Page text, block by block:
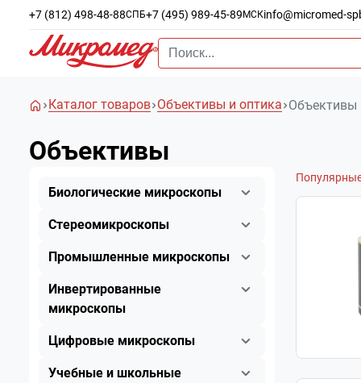
+7 (812) 498-48-88СПБ+7 (495) 989-45-89 МСКinfo@micromed-
Каталог товаров Объективы и оптика Объективы
Объективы
Биологические микроскопы
Стереомикроскопы
Промышленные микроскопы
Инвертированные
микроскопы
Цифровые микроскопы
Учебные и школьные